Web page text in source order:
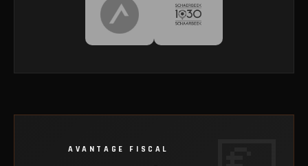
AVANTAGE FISCAL